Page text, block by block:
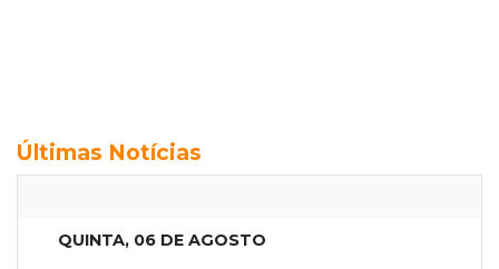
Últimas Notícias
QUINTA, 06 DE AGOSTO